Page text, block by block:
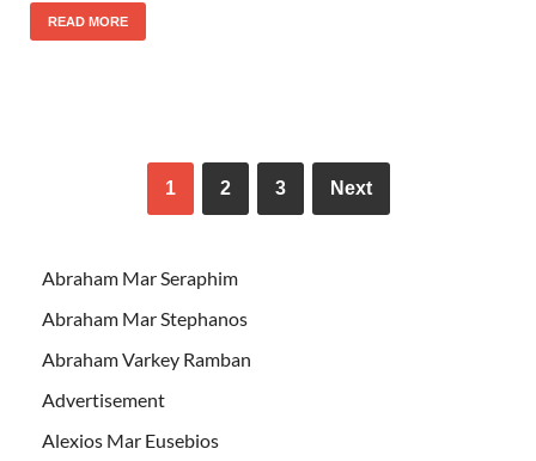
READ MORE
1 2 3 Next
Abraham Mar Seraphim
Abraham Mar Stephanos
Abraham Varkey Ramban
Advertisement
Alexios Mar Eusebios